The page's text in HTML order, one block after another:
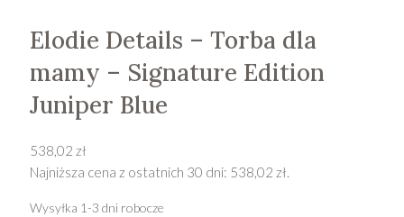
Elodie Details – Torba dla
mamy – Signature Edition
Juniper Blue
538,02 zł
Najniższa cena z ostatnich 30 dni: 538,02 zł.
Wysyłka 1-3 dni robocze